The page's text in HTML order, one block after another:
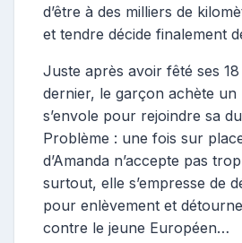
d’être à des milliers de
et tendre décide finalement
Juste après avoir fêté ses
dernier, le garçon achète un
s’envole pour rejoindre sa
Problème : une fois sur
d’Amanda n’accepte pas
surtout, elle s’empresse de
pour enlèvement et
contre le jeune Européen…